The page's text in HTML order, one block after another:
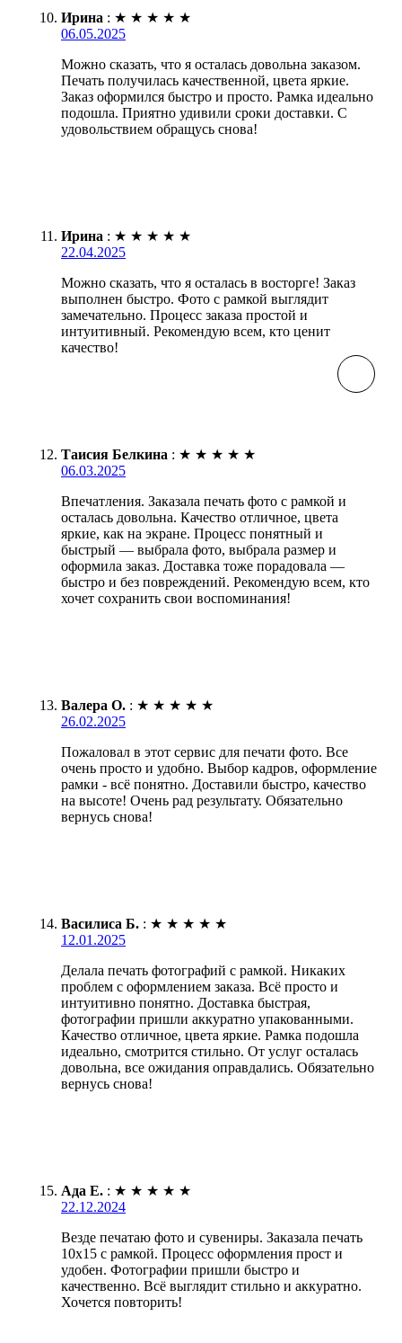
Ирина : ★ ★ ★ ★ ★
06.05.2025
Можно сказать, что я осталась довольна заказом.
Печать получилась качественной, цвета яркие.
Заказ оформился быстро и просто. Рамка идеально
подошла. Приятно удивили сроки доставки. С
удовольствием обращусь снова!
Ирина : ★ ★ ★ ★ ★
22.04.2025
Можно сказать, что я осталась в восторге! Заказ
выполнен быстро. Фото с рамкой выглядит
замечательно. Процесс заказа простой и
интуитивный. Рекомендую всем, кто ценит
качество!
Таисия Белкина : ★ ★ ★ ★ ★
06.03.2025
Впечатления. Заказала печать фото с рамкой и
осталась довольна. Качество отличное, цвета
яркие, как на экране. Процесс понятный и
быстрый — выбрала фото, выбрала размер и
оформила заказ. Доставка тоже порадовала —
быстро и без повреждений. Рекомендую всем, кто
хочет сохранить свои воспоминания!
Валера О. : ★ ★ ★ ★ ★
26.02.2025
Пожаловал в этот сервис для печати фото. Все
очень просто и удобно. Выбор кадров, оформление
рамки - всё понятно. Доставили быстро, качество
на высоте! Очень рад результату. Обязательно
вернусь снова!
Василиса Б. : ★ ★ ★ ★ ★
12.01.2025
Делала печать фотографий с рамкой. Никаких
проблем с оформлением заказа. Всё просто и
интуитивно понятно. Доставка быстрая,
фотографии пришли аккуратно упакованными.
Качество отличное, цвета яркие. Рамка подошла
идеально, смотрится стильно. От услуг осталась
довольна, все ожидания оправдались. Обязательно
вернусь снова!
Ада Е. : ★ ★ ★ ★ ★
22.12.2024
Везде печатаю фото и сувениры. Заказала печать
10х15 с рамкой. Процесс оформления прост и
удобен. Фотографии пришли быстро и
качественно. Всё выглядит стильно и аккуратно.
Хочется повторить!